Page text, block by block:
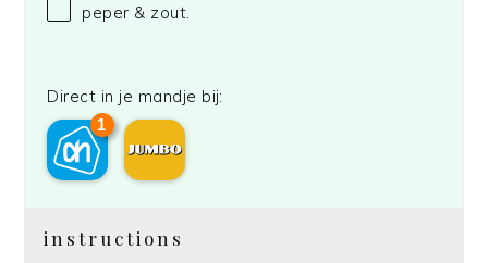
peper & zout.
Direct in je mandje bij:
1
instructions